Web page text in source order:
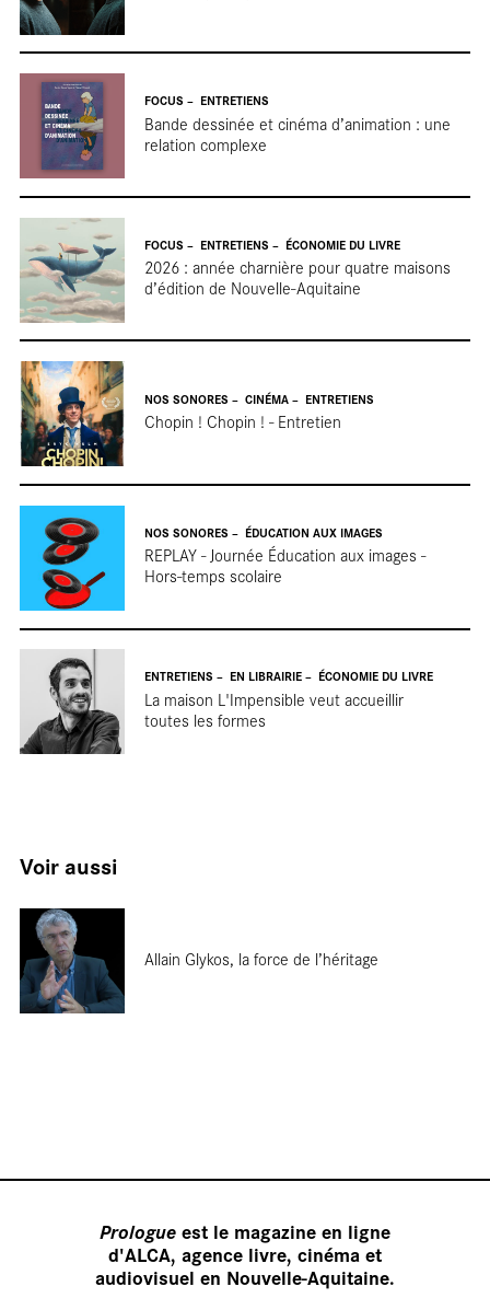
FOCUS ENTRETIENS
Bande dessinée et cinéma d’animation : une
relation complexe
FOCUS ENTRETIENS ÉCONOMIE DU LIVRE
2026 : année charnière pour quatre maisons
d’édition de Nouvelle-Aquitaine
NOS SONORES CINÉMA ENTRETIENS
Chopin ! Chopin ! - Entretien
NOS SONORES ÉDUCATION AUX IMAGES
REPLAY - Journée Éducation aux images -
Hors-temps scolaire
ENTRETIENS EN LIBRAIRIE ÉCONOMIE DU LIVRE
La maison L'Impensible veut accueillir
toutes les formes
Voir aussi
Allain Glykos, la force de l’héritage
Prologue est le magazine en ligne
d'ALCA, agence livre, cinéma et
audiovisuel en Nouvelle-Aquitaine.